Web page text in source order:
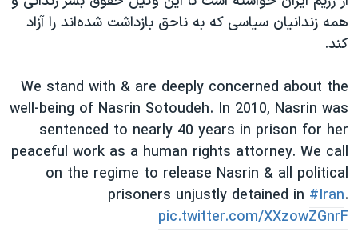
همه زندانیان سیاسی که به ناحق بازداشت شده‌اند را آزاد
کند.
We stand with & are deeply concerned about the
well-being of Nasrin Sotoudeh. In 2010, Nasrin was
sentenced to nearly 40 years in prison for her
peaceful work as a human rights attorney. We call
on the regime to release Nasrin & all political
prisoners unjustly detained in #Iran.
pic.twitter.com/XXzowZGnrF